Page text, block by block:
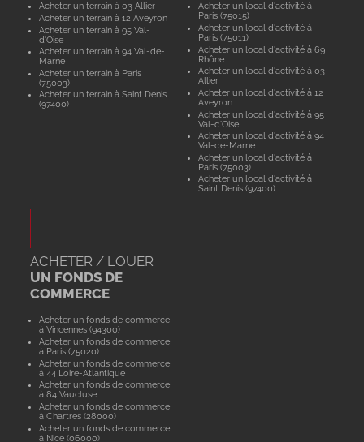
Acheter un terrain à 03 Allier
Acheter un terrain à 12 Aveyron
Acheter un terrain à 95 Val-
d'Oise
Acheter un terrain à 94 Val-de-
Marne
Acheter un terrain à Paris
(75003)
Acheter un terrain à Saint Denis
(97400)
Acheter un local d'activité à
Paris (75015)
Acheter un local d'activité à
Paris (75011)
Acheter un local d'activité à 69
Rhône
Acheter un local d'activité à 03
Allier
Acheter un local d'activité à 12
Aveyron
Acheter un local d'activité à 95
Val-d'Oise
Acheter un local d'activité à 94
Val-de-Marne
Acheter un local d'activité à
Paris (75003)
Acheter un local d'activité à
Saint Denis (97400)
ACHETER / LOUER
UN FONDS DE
COMMERCE
Acheter un fonds de commerce
à Vincennes (94300)
Acheter un fonds de commerce
à Paris (75020)
Acheter un fonds de commerce
à 44 Loire-Atlantique
Acheter un fonds de commerce
à 84 Vaucluse
Acheter un fonds de commerce
à Chartres (28000)
Acheter un fonds de commerce
à Nice (06000)